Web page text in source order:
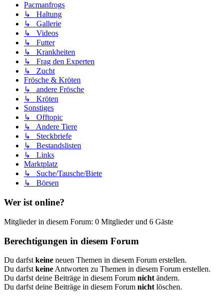
Pacmanfrogs
↳ Haltung
↳ Gallerie
↳ Videos
↳ Futter
↳ Krankheiten
↳ Frag den Experten
↳ Zucht
Frösche & Kröten
↳ andere Frösche
↳ Kröten
Sonstiges
↳ Offtopic
↳ Andere Tiere
↳ Steckbriefe
↳ Bestandslisten
↳ Links
Marktplatz
↳ Suche/Tausche/Biete
↳ Börsen
Wer ist online?
Mitglieder in diesem Forum: 0 Mitglieder und 6 Gäste
Berechtigungen in diesem Forum
Du darfst keine neuen Themen in diesem Forum erstellen.
Du darfst keine Antworten zu Themen in diesem Forum erstellen.
Du darfst deine Beiträge in diesem Forum nicht ändern.
Du darfst deine Beiträge in diesem Forum nicht löschen.